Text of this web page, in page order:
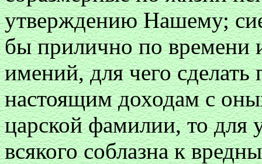
утверждению Нашему;
бы прилично по времени
имений, для чего сделать
настоящим доходам с
царской фамилии, то для
всякого соблазна к